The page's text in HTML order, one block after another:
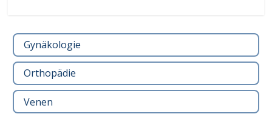
Gynäkologie
Orthopädie
Venen